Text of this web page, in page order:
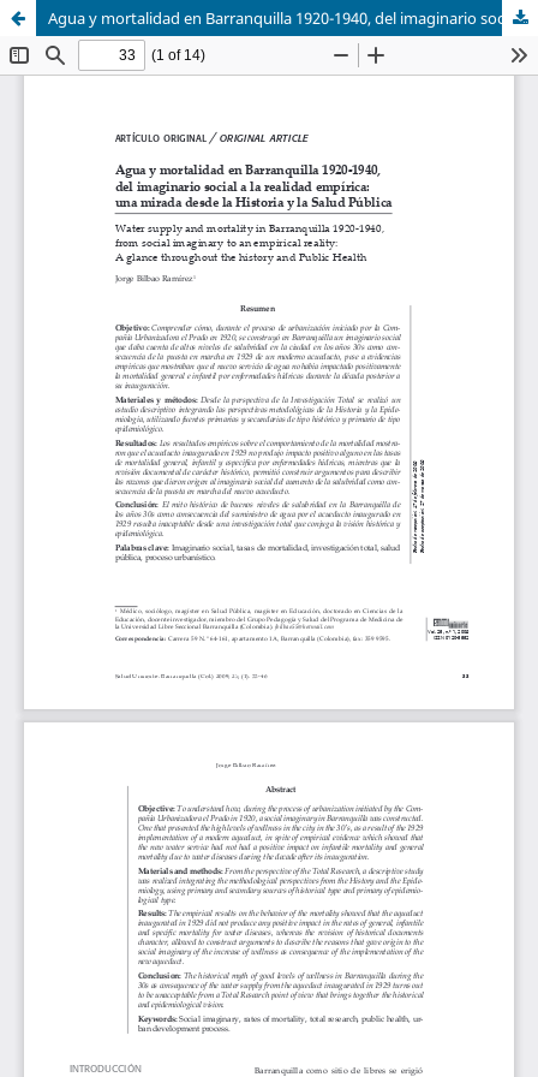
Agua y mortalidad en Barranquilla 1920-1940, del imaginario social a la realidad empírica: una mirada desde la Historia y la Salud Pública / Water supply and mortality in Barranquilla 1920-1940, from social imaginary to an empirical reality: